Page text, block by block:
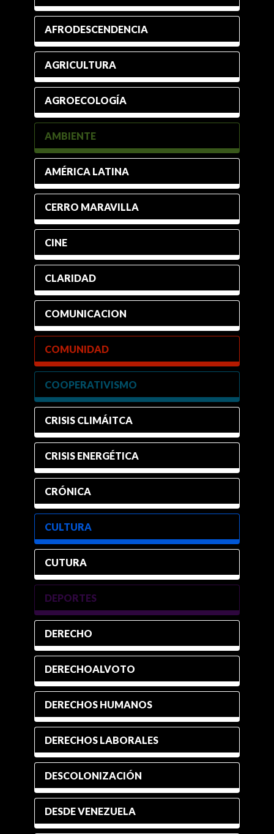
AFRODESCENDENCIA
AGRICULTURA
AGROECOLOGÍA
AMBIENTE
AMÉRICA LATINA
CERRO MARAVILLA
CINE
CLARIDAD
COMUNICACION
COMUNIDAD
COOPERATIVISMO
CRISIS CLIMÁITCA
CRISIS ENERGÉTICA
CRÓNICA
CULTURA
CUTURA
DEPORTES
DERECHO
DERECHOALVOTO
DERECHOS HUMANOS
DERECHOS LABORALES
DESCOLONIZACIÓN
DESDE VENEZUELA